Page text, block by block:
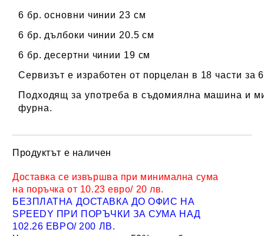
6 бр. oсновни чинии 23 см
6 бр. дълбоки чинии 20.5 см
6 бр. десертни чинии 19 см
Сервизът е изработен от порцелан в 18 части за
Подходящ за употреба в съдомиялна машина и
фурна.
Продуктът е наличен
Доставка се извършва при минимална сума
на поръчка от 10.23 евро/ 20 лв.
БЕЗПЛАТНА ДОСТАВКА ДО ОФИС НА
SPEEDY ПРИ ПОРЪЧКИ ЗА СУМА НАД
102.26 ЕВРО/ 200 ЛВ.